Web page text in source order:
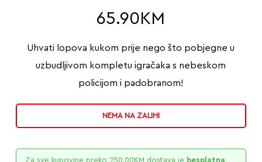
65.90 KM
Uhvati lopova kukom prije nego što pobjegne u
uzbudljivom kompletu igračaka s nebeskom
policijom i padobranom!
NEMA NA ZALIHI
Za sve kupovine preko 250.00KM dostava je besplatna.